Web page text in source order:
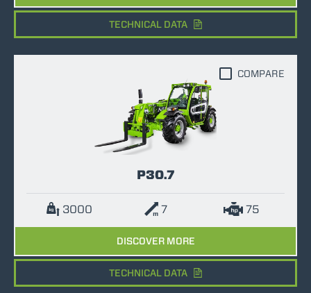
TECHNICAL DATA
P30.7
3000 7 75
DISCOVER MORE
COMPARE
TECHNICAL DATA